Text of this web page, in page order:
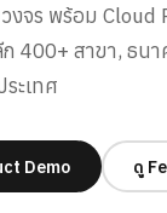
ร พร้อม Cloud
400+ สาขา, ธน
ะเทศ
Demo ดู